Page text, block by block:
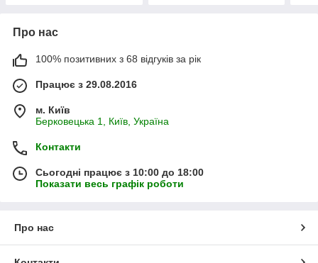
Про нас
100% позитивних з 68 відгуків за рік
Працює з 29.08.2016
м. Київ
Берковецька 1, Київ, Україна
Контакти
Сьогодні працює з 10:00 до 18:00
Показати весь графік роботи
Про нас